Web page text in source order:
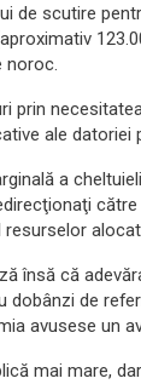
de scutire
noroc.
prin
ale datoriei
a
însă că
dobânzi de
avusese un
mai mare,